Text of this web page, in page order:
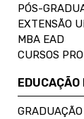
PÓS-
EXTENSÃO
MBA EAD
CURSOS
GRADUAÇÃO